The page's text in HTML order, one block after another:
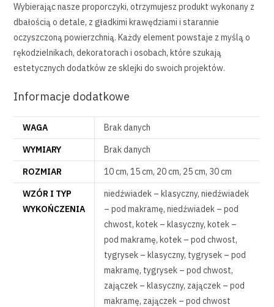
Wybierając nasze proporczyki, otrzymujesz produkt wykonany z
dbałością o detale, z gładkimi krawędziami i starannie
oczyszczoną powierzchnią. Każdy element powstaje z myślą o
rękodzielnikach, dekoratorach i osobach, które szukają
estetycznych dodatków ze sklejki do swoich projektów.
Informacje dodatkowe
WAGA
Brak danych
WYMIARY
Brak danych
ROZMIAR
10 cm, 15 cm, 20 cm, 25 cm, 30 cm
WZÓR I TYP
WYKOŃCZENIA
niedźwiadek – klasyczny, niedźwiadek
– pod makramę, niedźwiadek – pod
chwost, kotek – klasyczny, kotek –
pod makramę, kotek – pod chwost,
tygrysek – klasyczny, tygrysek – pod
makramę, tygrysek – pod chwost,
zajączek – klasyczny, zajączek – pod
makramę, zajączek – pod chwost